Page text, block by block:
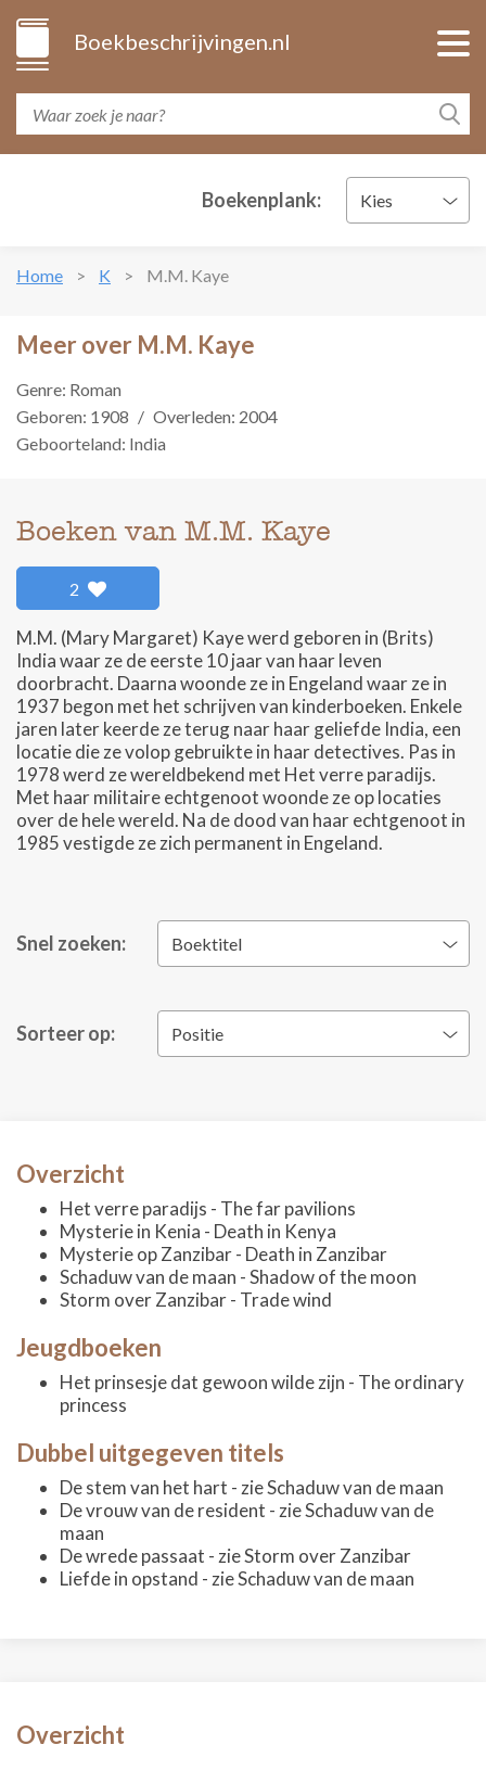
Boekbeschrijvingen.nl
Boekenplank: Kies
Home K M.M. Kaye
Meer over M.M. Kaye
Genre: Roman
Geboren: 1908 / Overleden: 2004
Geboorteland: India
Boeken van M.M. Kaye
2
M.M. (Mary Margaret) Kaye werd geboren in (Brits)
India waar ze de eerste 10 jaar van haar leven
doorbracht. Daarna woonde ze in Engeland waar ze in
1937 begon met het schrijven van kinderboeken. Enkele
jaren later keerde ze terug naar haar geliefde India, een
locatie die ze volop gebruikte in haar detectives. Pas in
1978 werd ze wereldbekend met Het verre paradijs.
Met haar militaire echtgenoot woonde ze op locaties
over de hele wereld. Na de dood van haar echtgenoot in
1985 vestigde ze zich permanent in Engeland.
Snel zoeken: Boektitel
Sorteer op: Positie
Overzicht
Het verre paradijs - The far pavilions
Mysterie in Kenia - Death in Kenya
Mysterie op Zanzibar - Death in Zanzibar
Schaduw van de maan - Shadow of the moon
Storm over Zanzibar - Trade wind
Jeugdboeken
Het prinsesje dat gewoon wilde zijn - The ordinary
princess
Dubbel uitgegeven titels
De stem van het hart - zie Schaduw van de maan
De vrouw van de resident - zie Schaduw van de
maan
De wrede passaat - zie Storm over Zanzibar
Liefde in opstand - zie Schaduw van de maan
Overzicht